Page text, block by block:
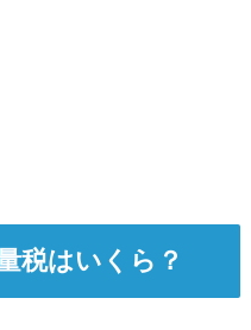
税はいくら？